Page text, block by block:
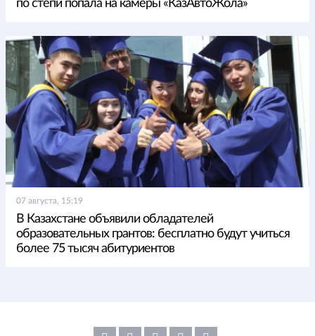
по степи попала на камеры «КазАвтоЖола»
07 августа, 15:19
В Казахстане объявили обладателей
образовательных грантов: бесплатно будут учиться
более 75 тысяч абитуриентов